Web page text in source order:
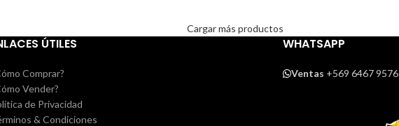
Cargar más productos
ÚTILES
Comprar?
Vender?
de Privacidad
& Condiciones
WHATSAPP
Ventas +569 6467 9576